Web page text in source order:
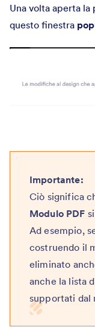
Una volta aperta la
questo finestra
Importante:
Ciò significa
Modulo PDF
Ad esempio,
costruendo il
eliminato
anche la lista
supportati dal